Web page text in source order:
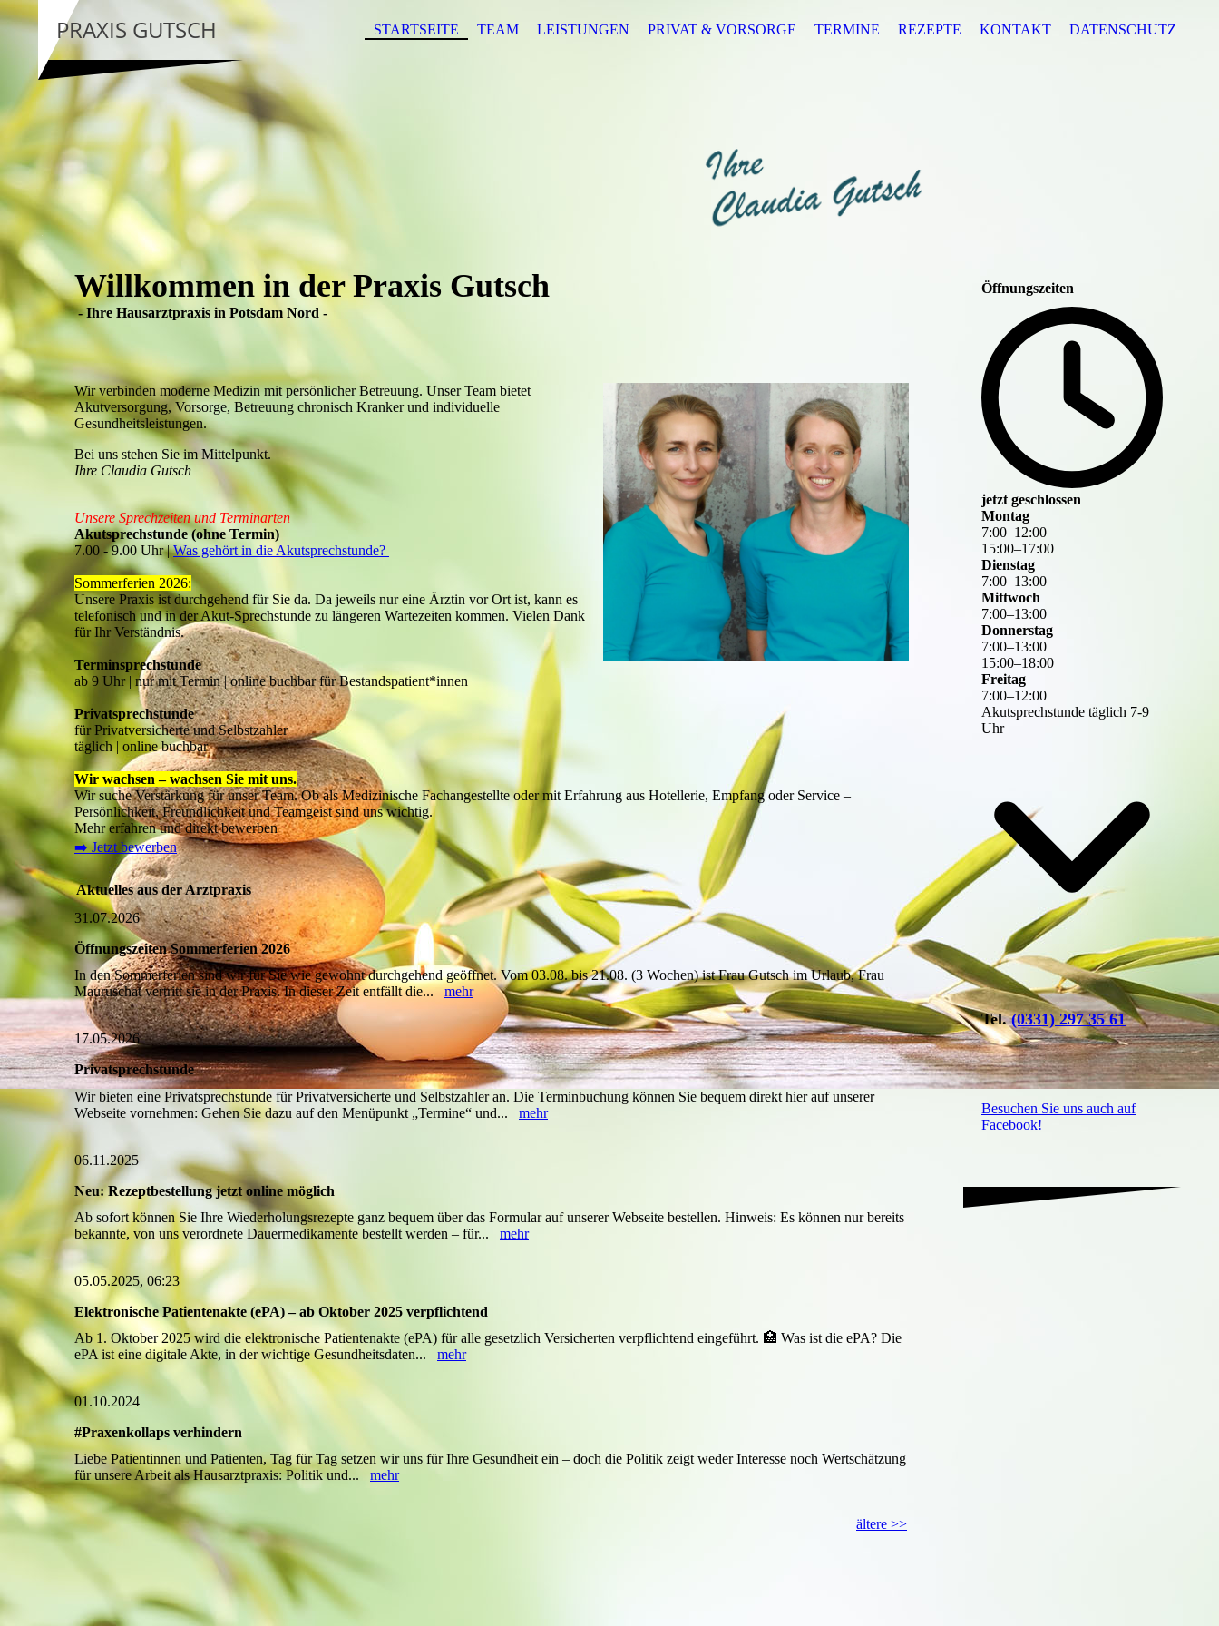
STARTSEITE TEAM LEISTUNGEN PRIVAT & VORSORGE TERMINE REZEPTE KONTAKT DATENSCHUTZ
PRAXIS GUTSCH
Willkommen in der Praxis Gutsch
- Ihre Hausarztpraxis in Potsdam Nord -
Wir verbinden moderne Medizin mit persönlicher Betreuung. Unser Team bietet
Akutversorgung, Vorsorge, Betreuung chronisch Kranker und individuelle
Gesundheitsleistungen.
Bei uns stehen Sie im Mittelpunkt.
Ihre Claudia Gutsch
Unsere Sprechzeiten und Terminarten
Akutsprechstunde (ohne Termin)
7.00 - 9.00 Uhr |Was gehört in die Akutsprechstunde?
Sommerferien 2026:
Unsere Praxis ist durchgehend für Sie da. Da jeweils nur eine Ärztin vor Ort ist, kann es
telefonisch und in der Akut-Sprechstunde zu längeren Wartezeiten kommen. Vielen Dank
für Ihr Verständnis.
Terminsprechstunde
ab 9 Uhr | nur mit Termin | online buchbar für Bestandspatient*innen
Privatsprechstunde
für Privatversicherte und Selbstzahler
täglich | online buchbar
Wir wachsen – wachsen Sie mit uns.
Wir suche Verstärkung für unser Team. Ob als Medizinische Fachangestellte oder mit Erfahrung aus Hotellerie, Empfang oder Service –
Persönlichkeit, Freundlichkeit und Teamgeist sind uns wichtig.
Mehr erfahren und direkt bewerben
➡️ Jetzt bewerben
Aktuelles aus der Arztpraxis
31.07.2026
Öffnungszeiten Sommerferien 2026
In den Sommerferien sind wir für Sie wie gewohnt durchgehend geöffnet. Vom 03.08. bis 21.08. (3 Wochen) ist Frau Gutsch im Urlaub, Frau
Mauruschat vertritt sie in der Praxis. In dieser Zeit entfällt die...mehr
17.05.2026
Privatsprechstunde
Wir bieten eine Privatsprechstunde für Privatversicherte und Selbstzahler an. Die Terminbuchung können Sie bequem direkt hier auf unserer
Webseite vornehmen: Gehen Sie dazu auf den Menüpunkt „Termine“ und... mehr
06.11.2025
Neu: Rezeptbestellung jetzt online möglich
Ab sofort können Sie Ihre Wiederholungsrezepte ganz bequem über das Formular auf unserer Webseite bestellen. Hinweis: Es können nur bereits
bekannte, von uns verordnete Dauermedikamente bestellt werden – für... mehr
05.05.2025, 06:23
Elektronische Patientenakte (ePA) – ab Oktober 2025 verpflichtend
Ab 1. Oktober 2025 wird die elektronische Patientenakte (ePA) für alle gesetzlich Versicherten verpflichtend eingeführt. 🏥 Was ist die ePA? Die
ePA ist eine digitale Akte, in der wichtige Gesundheitsdaten... mehr
01.10.2024
#Praxenkollaps verhindern
Liebe Patientinnen und Patienten, Tag für Tag setzen wir uns für Ihre Gesundheit ein – doch die Politik zeigt weder Interesse noch Wertschätzung
für unsere Arbeit als Hausarztpraxis: Politik und... mehr
ältere >>
Öffnungszeiten
jetzt geschlossen
Montag
7:00–12:00
15:00–17:00
Dienstag
7:00–13:00
Mittwoch
7:00–13:00
Donnerstag
7:00–13:00
15:00–18:00
Freitag
7:00–12:00
Akutsprechstunde täglich 7-9
Uhr
Tel.(0331) 297 35 61
Besuchen Sie uns auch auf
Facebook!